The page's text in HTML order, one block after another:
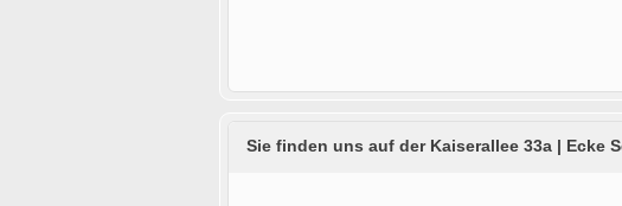
Sie finden uns auf der Kaiserallee 33a | Ecke